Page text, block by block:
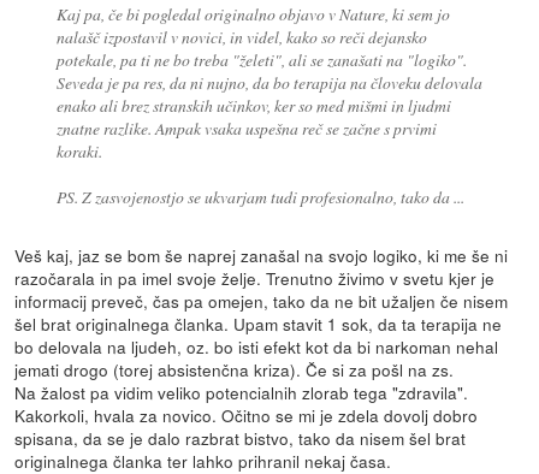
Kaj pa, če bi pogledal originalno objavo v Nature, ki sem jo
nalašč izpostavil v novici, in videl, kako so reči dejansko
potekale, pa ti ne bo treba "želeti", ali se zanašati na "logiko".
Seveda je pa res, da ni nujno, da bo terapija na človeku delovala
enako ali brez stranskih učinkov, ker so med mišmi in ljudmi
znatne razlike. Ampak vsaka uspešna reč se začne s prvimi
koraki.
PS. Z zasvojenostjo se ukvarjam tudi profesionalno, tako da ...
Veš kaj, jaz se bom še naprej zanašal na svojo logiko, ki me še ni
razočarala in pa imel svoje želje. Trenutno živimo v svetu kjer je
informacij preveč, čas pa omejen, tako da ne bit užaljen če nisem
šel brat originalnega članka. Upam stavit 1 sok, da ta terapija ne
bo delovala na ljudeh, oz. bo isti efekt kot da bi narkoman nehal
jemati drogo (torej absistenčna kriza). Če si za pošl na zs.
Na žalost pa vidim veliko potencialnih zlorab tega "zdravila".
Kakorkoli, hvala za novico. Očitno se mi je zdela dovolj dobro
spisana, da se je dalo razbrat bistvo, tako da nisem šel brat
originalnega članka ter lahko prihranil nekaj časa.